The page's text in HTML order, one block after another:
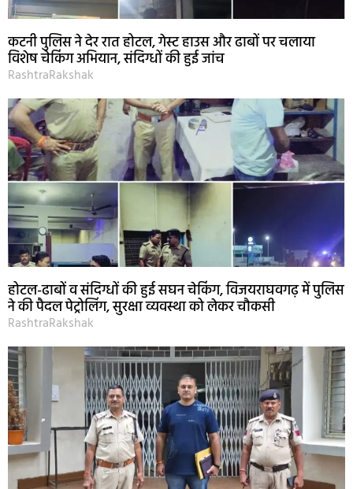
कटनी पुलिस ने देर रात होटल, गेस्ट हाउस और ढाबों पर चलाया
विशेष चेकिंग अभियान, संदिग्धों की हुई जांच
RashtraRakshak
होटल-ढाबों व संदिग्धों की हुई सघन चेकिंग, विजयराघवगढ़ में पुलिस
ने की पैदल पेट्रोलिंग, सुरक्षा व्यवस्था को लेकर चौकसी
RashtraRakshak